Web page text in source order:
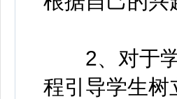
2、对于学
程引导学生树